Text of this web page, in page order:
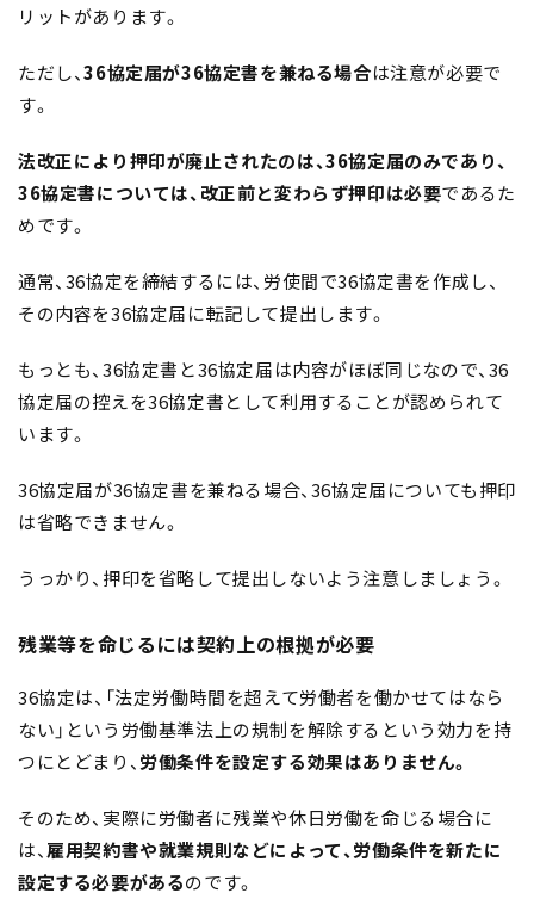
リットがあります。
ただし、36協定届が36協定書を兼ねる場合は注意が必要で
す。
法改正により押印が廃止されたのは、36協定届のみであり、
36協定書については、改正前と変わらず押印は必要であるた
めです。
通常、36協定を締結するには、労使間で36協定書を作成し、
その内容を36協定届に転記して提出します。
もっとも、36協定書と36協定届は内容がほぼ同じなので、36
協定届の控えを36協定書として利用することが認められて
います。
36協定届が36協定書を兼ねる場合、36協定届についても押印
は省略できません。
うっかり、押印を省略して提出しないよう注意しましょう。
残業等を命じるには契約上の根拠が必要
36協定は、「法定労働時間を超えて労働者を働かせてはなら
ない」という労働基準法上の規制を解除するという効力を持
つにとどまり、労働条件を設定する効果はありません。
そのため、実際に労働者に残業や休日労働を命じる場合に
は、雇用契約書や就業規則などによって、労働条件を新たに
設定する必要があるのです。